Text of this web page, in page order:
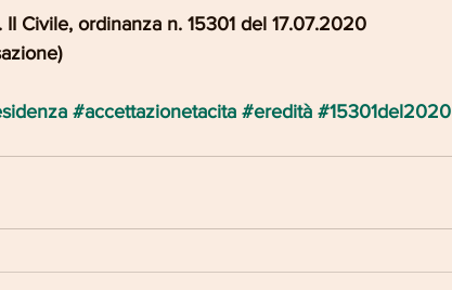
Civile, ordinanza n. 15301 del 17.07.2020
#accettazionetacita #eredità #15301del2020